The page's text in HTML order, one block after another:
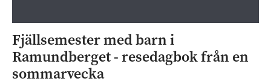
Fjällsemester med barn i
Ramundberget - resedagbok från en
sommarvecka